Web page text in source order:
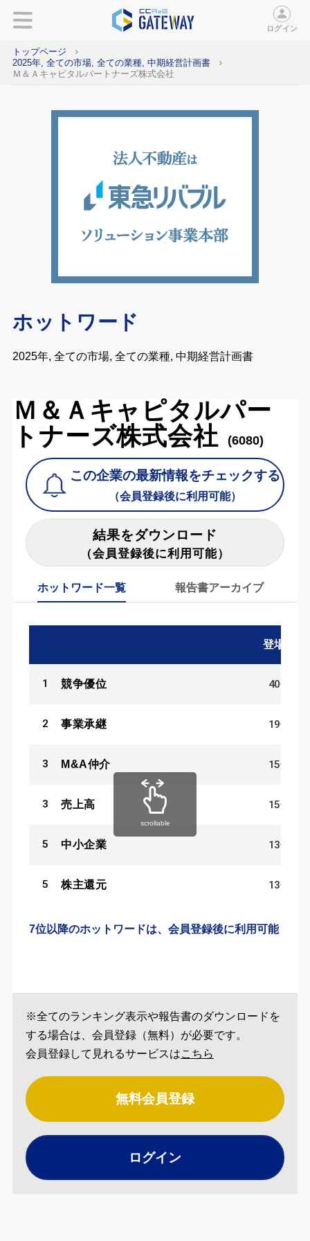
ログイン
トップページ
2025年, 全ての市場, 全ての業種, 中期経営計画書
Ｍ＆Ａキャピタルパートナーズ株式会社
ホットワード
2025年, 全ての市場, 全ての業種, 中期経営計画書
Ｍ＆Ａキャピタルパー
トナーズ株式会社
(6080)
この企業の最新情報をチェックする
（会員登録後に利用可能）
結果をダウンロード
（会員登録後に利用可能）
ホットワード一覧 報告書アーカイブ
登場数
1 競争優位 40件
2 事業承継 19件
3 M&A仲介 15件
3 売上高 15件
5 中小企業 13件
5 株主還元 13件
7位以降のホットワードは、会員登録後に利用可能
scrollable
※全てのランキング表示や報告書のダウンロードを
する場合は、会員登録（無料）が必要です。
会員登録して見れるサービスはこちら
無料会員登録
ログイン